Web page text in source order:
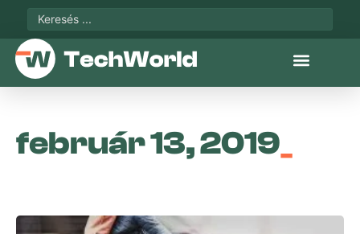
február 13, 2019